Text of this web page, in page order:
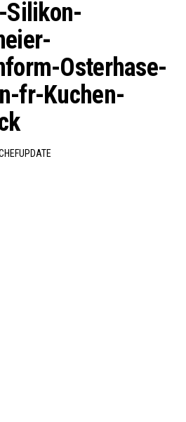
Silikon-
Osterhase-
fr-Kuchen-